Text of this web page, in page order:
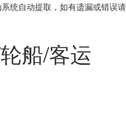
统自动提取，如有遗漏或错误请
船/客运